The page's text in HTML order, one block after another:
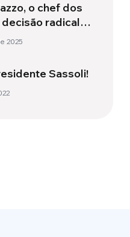
o chef dos
radical
normal e
2025
Sassoli!